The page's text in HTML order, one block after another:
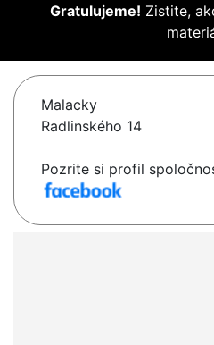
Gratulujeme! Zistite,
Malacky
Radlinského 14
Pozrite si profil